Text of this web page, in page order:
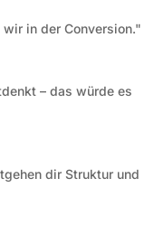
in der Conversion."
– das würde es
dir Struktur und